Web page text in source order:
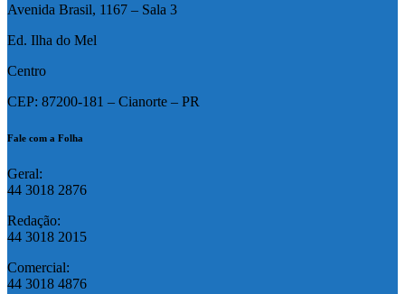
Avenida Brasil, 1167 – Sala 3
Ed. Ilha do Mel
Centro
CEP: 87200-181 – Cianorte – PR
Fale com a Folha
Geral:
44 3018 2876
Redação:
44 3018 2015
Comercial:
44 3018 4876